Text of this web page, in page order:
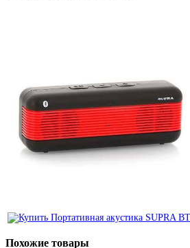
Похожие товары